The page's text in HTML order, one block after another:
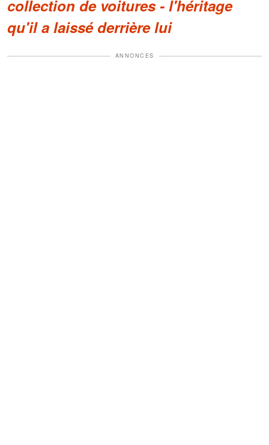
collection de voitures - l'héritage
qu'il a laissé derrière lui
ANNONCES